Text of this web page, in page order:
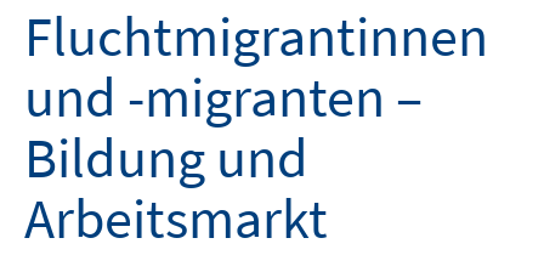
Fluchtmigrantinnen
und -migranten –
Bildung und
Arbeitsmarkt